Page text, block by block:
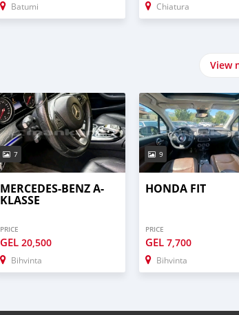
Batumi Chiatura
View
7
MERCEDES-BENZ A-
KLASSE
PRICE
GEL 20,500
Bihvinta
9
HONDA FIT
PRICE
GEL 7,700
Bihvinta